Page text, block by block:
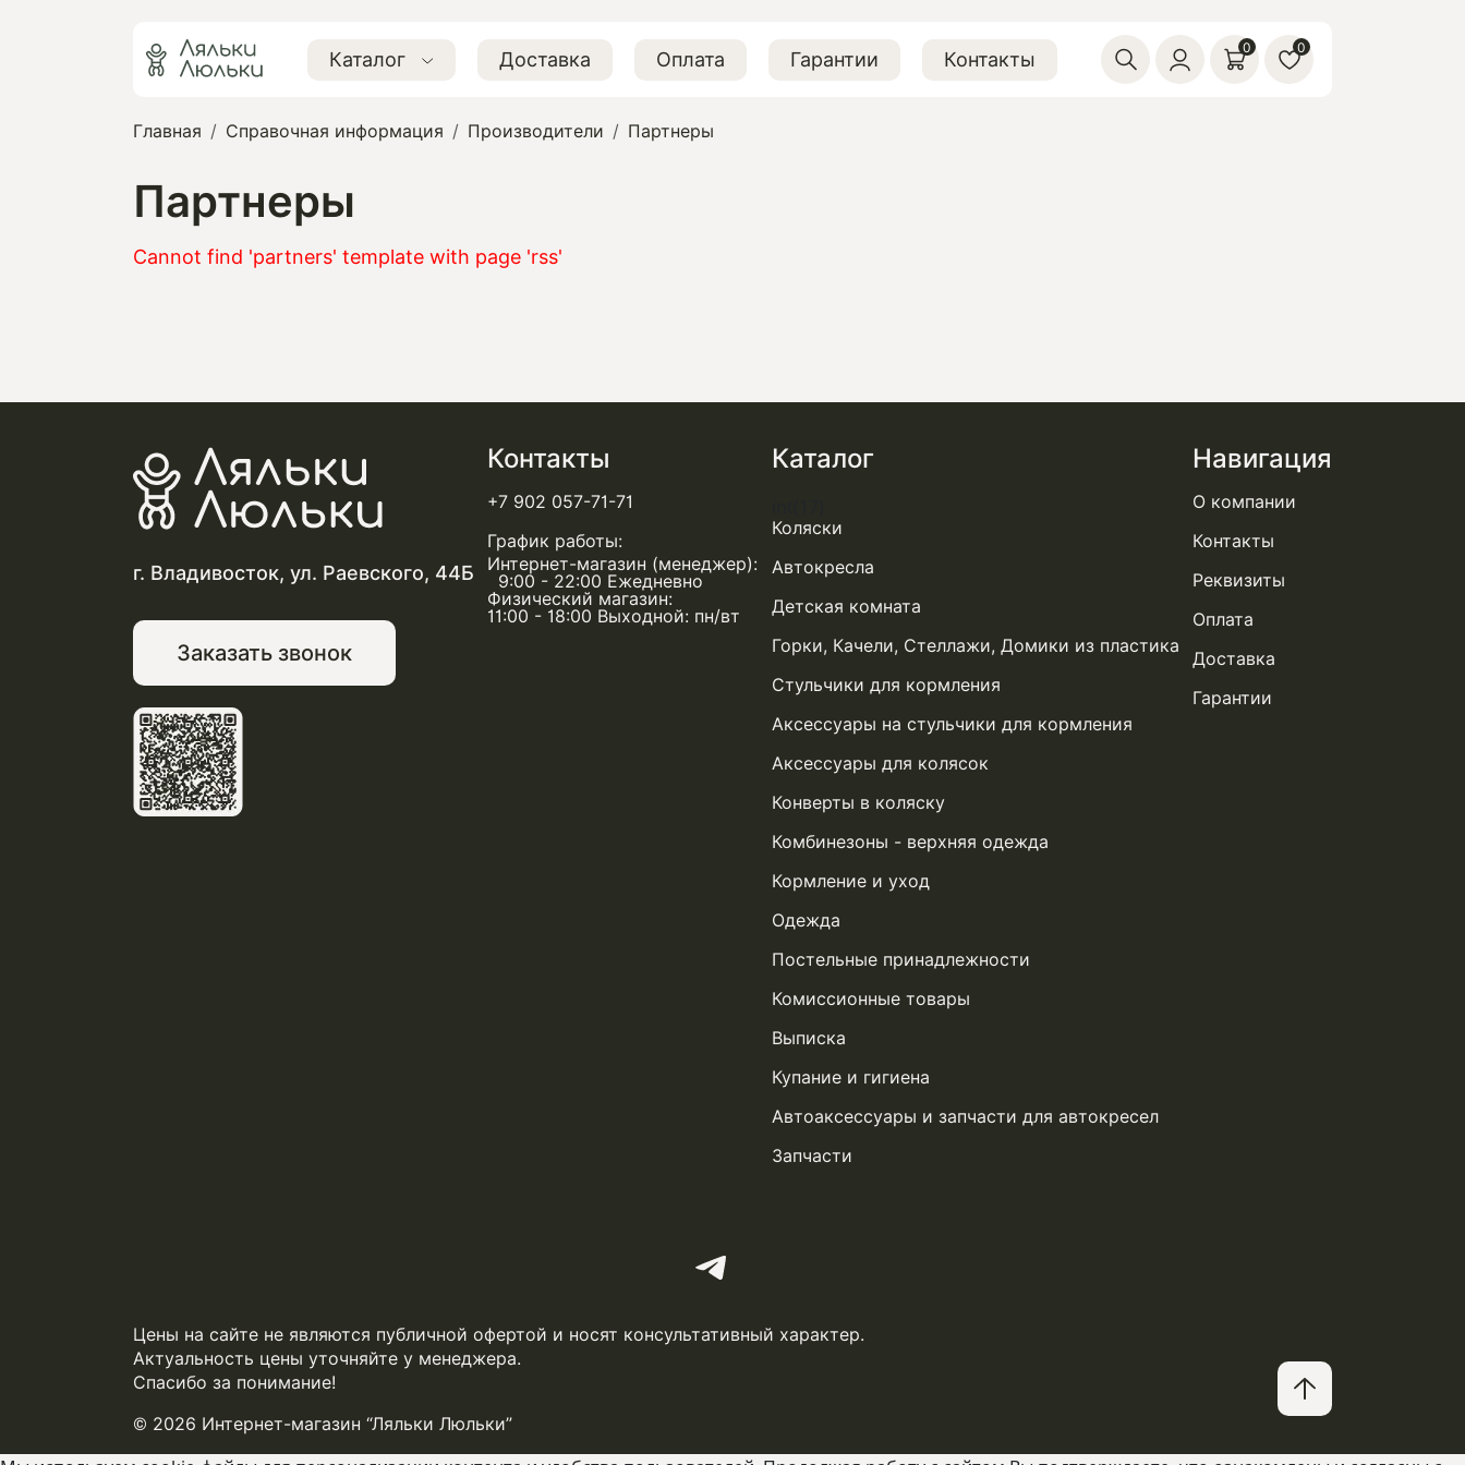
Каталог Доставка Оплата Гарантии Контакты 0 0
Главная Справочная информация Производители Партнеры
Партнеры
Cannot find 'partners' template with page 'rss'
г. Владивосток, ул. Раевского, 44Б
Заказать звонок
Контакты
+7 902 057-71-71
График работы:
Интернет-магазин (менеджер):
9:00 - 22:00 Ежедневно
Физический магазин:
11:00 - 18:00 Выходной: пн/вт
Каталог
Коляски
Автокресла
Детская комната
Горки, Качели, Стеллажи, Домики из пластика
Стульчики для кормления
Аксессуары на стульчики для кормления
Аксессуары для колясок
Конверты в коляску
Комбинезоны - верхняя одежда
Кормление и уход
Одежда
Постельные принадлежности
Комиссионные товары
Выписка
Купание и гигиена
Автоаксессуары и запчасти для автокресел
Запчасти
Навигация
О компании
Контакты
Реквизиты
Оплата
Доставка
Гарантии
Цены на сайте не являются публичной офертой и носят консультативный характер.
Актуальность цены уточняйте у менеджера.
Спасибо за понимание!
© 2026 Интернет-магазин “Ляльки Люльки”